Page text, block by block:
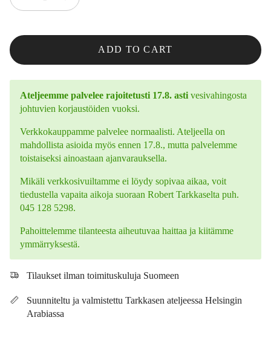
ADD TO CART
Ateljeemme palvelee rajoitetusti 17.8. asti vesivahingosta
johtuvien korjaustöiden vuoksi.
Verkkokauppamme palvelee normaalisti. Ateljeella on
mahdollista asioida myös ennen 17.8., mutta palvelemme
toistaiseksi ainoastaan ajanvarauksella.
Mikäli verkkosivuiltamme ei löydy sopivaa aikaa, voit
tiedustella vapaita aikoja suoraan Robert Tarkkaselta puh.
045 128 5298.
Pahoittelemme tilanteesta aiheutuvaa haittaa ja kiitämme
ymmärryksestä.
Tilaukset ilman toimituskuluja Suomeen
Suunniteltu ja valmistettu Tarkkasen ateljeessa Helsingin
Arabiassa